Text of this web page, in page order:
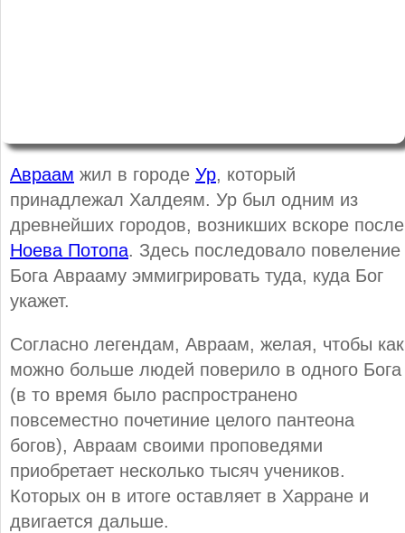
Авраам жил в городе Ур, который
принадлежал Халдеям. Ур был одним из
древнейших городов, возникших вскоре после
Ноева Потопа. Здесь последовало повеление
Бога Аврааму эммигрировать туда, куда Бог
укажет.
Согласно легендам, Авраам, желая, чтобы как
можно больше людей поверило в одного Бога
(в то время было распространено
повсеместно почетиние целого пантеона
богов), Авраам своими проповедями
приобретает несколько тысяч учеников.
Которых он в итоге оставляет в Харране и
двигается дальше.